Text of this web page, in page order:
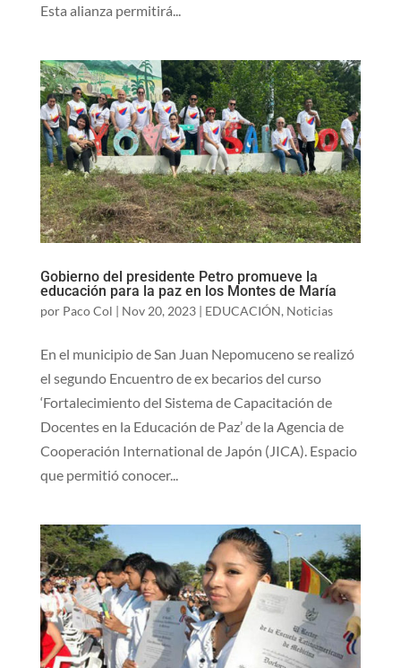
Esta alianza permitirá...
Gobierno del presidente Petro promueve la
educación para la paz en los Montes de María
por Paco Col | Nov 20, 2023| EDUCACIÓN, Noticias
En el municipio de San Juan Nepomuceno se realizó
el segundo Encuentro de ex becarios del curso
‘Fortalecimiento del Sistema de Capacitación de
Docentes en la Educación de Paz’ de la Agencia de
Cooperación International de Japón (JICA). Espacio
que permitió conocer...